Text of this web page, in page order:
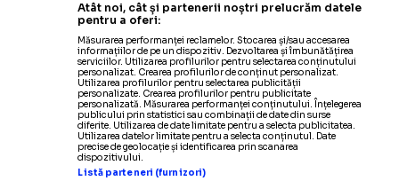
Atât noi, cât și partenerii noștri prelucrăm datele
pentru a oferi:
Măsurarea performanței reclamelor. Stocarea și/sau accesarea
informațiilor de pe un dispozitiv. Dezvoltarea și îmbunătățirea
serviciilor. Utilizarea profilurilor pentru selectarea conținutului
personalizat. Crearea profilurilor de conținut personalizat.
Utilizarea profilurilor pentru selectarea publicității
personalizate. Crearea profilurilor pentru publicitate
personalizată. Măsurarea performanței conținutului. Înțelegerea
publicului prin statistici sau combinații de date din surse
diferite. Utilizarea de date limitate pentru a selecta publicitatea.
Utilizarea datelor limitate pentru a selecta conținutul. Date
precise de geolocație și identificarea prin scanarea
dispozitivului.
Listă parteneri (furnizori)